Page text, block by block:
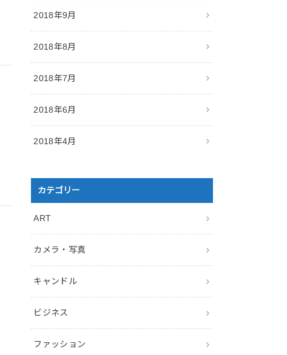
2018年9月
2018年8月
2018年7月
2018年6月
2018年4月
カテゴリー
ART
カメラ・写真
キャンドル
ビジネス
ファッション